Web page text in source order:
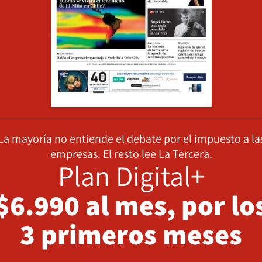
mayoría no entiende el debate por el impuesto a
empresas. El resto lee La Tercera.
Plan Digital+
al mes, por
3 primeros meses